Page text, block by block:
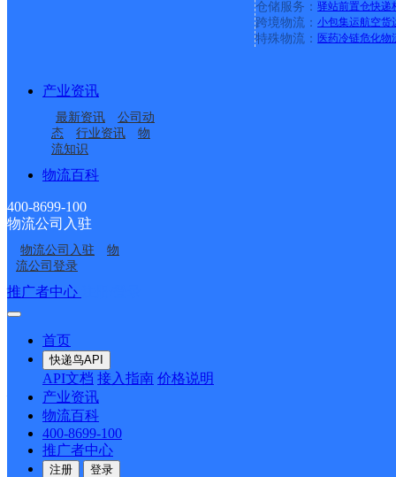
仓储服务： 驿站前置仓快递
跨境物流： 小包集运航空货
特殊物流： 医药冷链危化物
产业资讯
最新资讯
公司动
态
行业资讯
物
流知识
物流百科
400-8699-100
物流公司入驻
物流公司入驻
物
流公司登录
推广者中心
首页
快递鸟API
API文档 接入指南 价格说明
产业资讯
物流百科
400-8699-100
推广者中心
注册 登录
中国邮政集团有限公司新疆维吾尔自治区叶城县
施甸县老麦乡合作点
ID4397
施甸县酒房乡合作点
ID1905
施甸县由旺镇合作点
ID4419
酒房邮政所
太平邮政所
泰龙邮政所
接口API
API接口 DEMO下载
关于我们
公司介绍 企业动态
合作伙伴 快递鸟接口服务协议
户隐私政策